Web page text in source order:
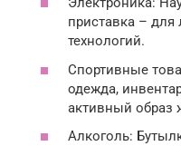
приставка –
технологий.
Спортивные
одежда,
активный образ
Алкоголь: